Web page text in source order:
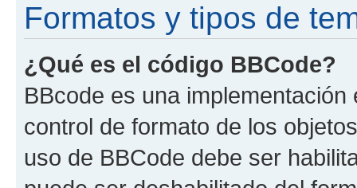
Formatos y tipos de
¿Qué es el código BBCode?
BBcode es una
control de formato de los
uso de BBCode debe ser